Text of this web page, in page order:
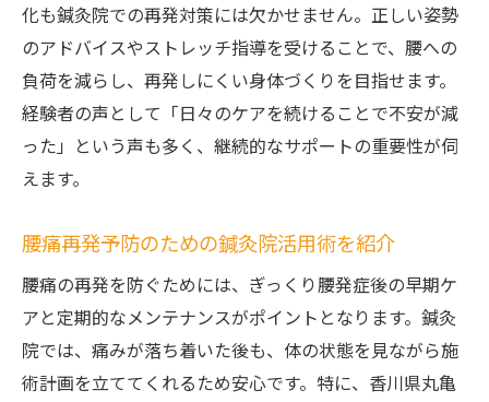
化も鍼灸院での再発対策には欠かせません。正しい姿勢
のアドバイスやストレッチ指導を受けることで、腰への
負荷を減らし、再発しにくい身体づくりを目指せます。
経験者の声として「日々のケアを続けることで不安が減
った」という声も多く、継続的なサポートの重要性が伺
えます。
腰痛再発予防のための鍼灸院活用術を紹介
腰痛の再発を防ぐためには、ぎっくり腰発症後の早期ケ
アと定期的なメンテナンスがポイントとなります。鍼灸
院では、痛みが落ち着いた後も、体の状態を見ながら施
術計画を立ててくれるため安心です。特に、香川県丸亀